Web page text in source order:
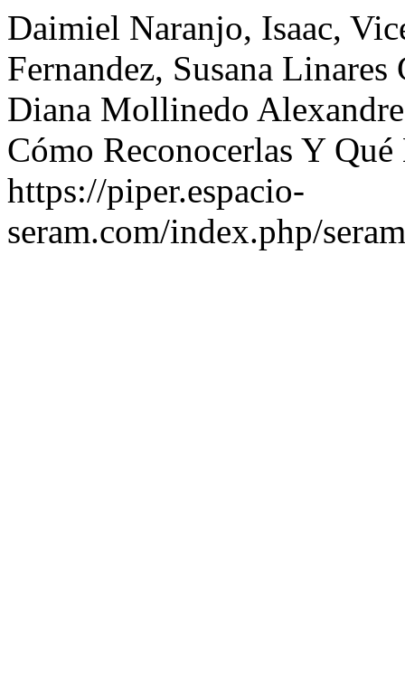
Daimiel Naranjo, Isaac,
Fernandez, Susana
Diana Mollinedo
Cómo Reconocerlas Y
https://piper.espacio-
seram.com/index.php/